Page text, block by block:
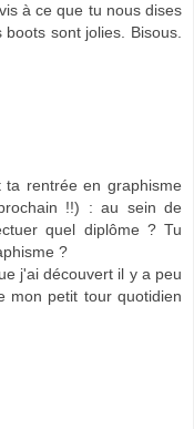
à ce que tu nous dises
sont jolies. Bisous.
ta rentrée en graphisme
!!) : au sein de
quel diplôme ? Tu
?
j'ai découvert il y a peu
mon petit tour quotidien